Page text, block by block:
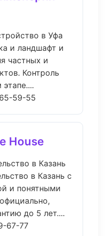
в Уфа
и ландшафт и
частных и
Контроль
59-55
House
в Казань
в Казань с
и понятными
до 5 лет....
67-77